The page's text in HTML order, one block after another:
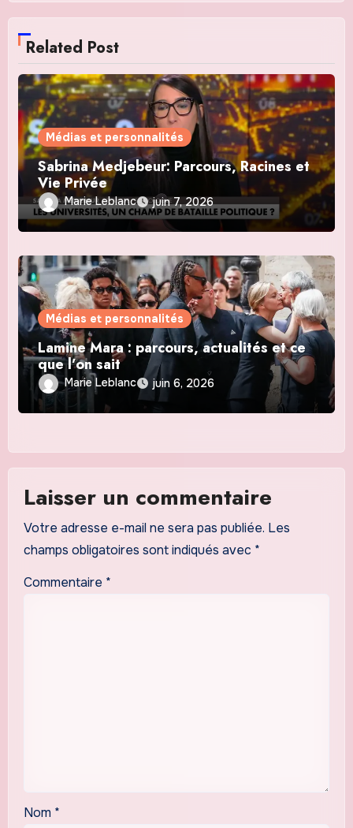
Related Post
Médias et personnalités
Sabrina Medjebeur: Parcours, Racines et
Vie Privée
Marie Leblanc juin 7, 2026
Médias et personnalités
Lamine Mara : parcours, actualités et ce
que l’on sait
Marie Leblanc juin 6, 2026
Laisser un commentaire
Votre adresse e-mail ne sera pas publiée. Les
champs obligatoires sont indiqués avec *
Commentaire *
Nom *